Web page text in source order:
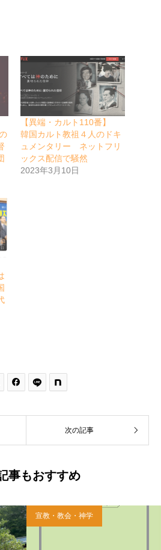
【異端・カルト110番】
韓国カルト教祖４人のドキ
ュメンタリー ネットフリ
ックス配信で騒然
2023年3月10日

次の記事
事もおすすめ
宣教・教会・神学